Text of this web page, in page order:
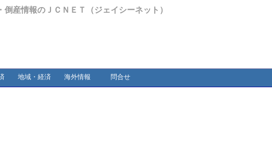
倒産情報のＪＣＮＥＴ（ジェイシーネット）
地域・経済 海外情報 問合せ